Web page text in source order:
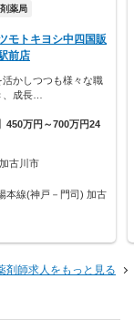
薬局
モトキヨシ中四国販
前店
かしつつも様々な職
、成長…
450万円～700万円24
古川市
本線(神戸－門司) 加古
剤師求人をもっと見る